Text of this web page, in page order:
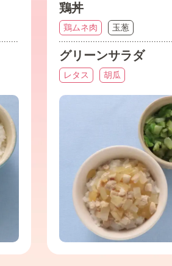
鶏丼
鶏ムネ肉 玉葱
グリーンサラダ
レタス 胡瓜